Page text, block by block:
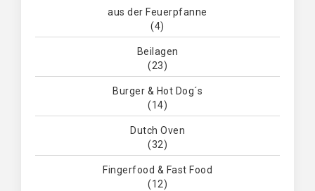
aus der Feuerpfanne
(4)
Beilagen
(23)
Burger & Hot Dog´s
(14)
Dutch Oven
(32)
Fingerfood & Fast Food
(12)